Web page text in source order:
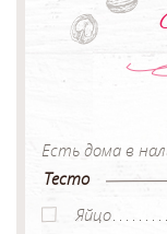
Есть дома в
Тесто
Яйцо